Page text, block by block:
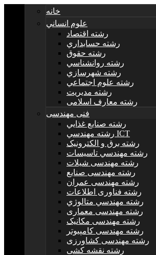
خانه
علوم انساني
رشته اقتصاد
رشته حسابداري
رشته حقوق
رشته روانشناسي
رشته شهرسازي
رشته علوم اجتماعي
رشته مديريت
رشته معارف اسلامی
فنی مهندسی
رشته صنايع غذايي
رشته مهندسي ICT
رشته برق و الکترونيک
رشته مهندسي تاسيسات
رشته مهندسی شیلات
رشته مهندسی صنایع
رشته مهندسی عمران
رشته فناوری اطلاعات
رشته مهندسي متالوژي
رشته مهندسی معماری
رشته مهندسی مکانیک
رشته مهندسی کامپیوتر
رشته مهندسی کشاورزی
رشته نقشه کشی